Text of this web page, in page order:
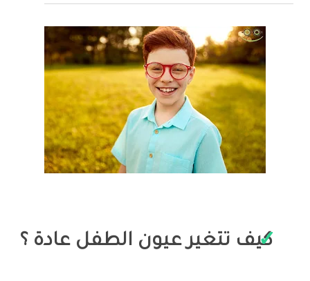
كيف تتغير عيون الطفل عادة ؟